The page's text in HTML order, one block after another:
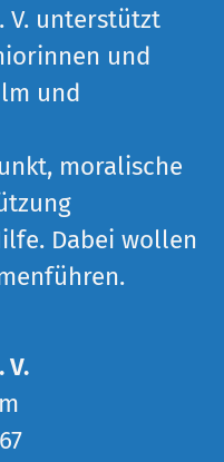
V. unterstützt
und
und
moralische
Dabei wollen